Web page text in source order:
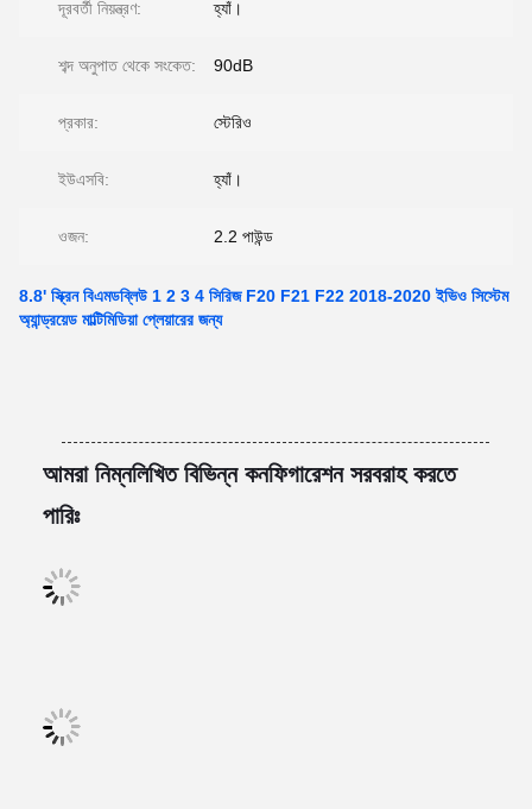
দূরবর্তী নিয়ন্ত্রণ: হ্যাঁ।
শব্দ অনুপাত থেকে সংকেত: 90dB
প্রকার: স্টেরিও
ইউএসবি: হ্যাঁ।
ওজন: 2.2 পাউন্ড
8.8' স্ক্রিন বিএমডব্লিউ 1 2 3 4 সিরিজ F20 F21 F22 2018-2020 ইভিও সিস্টেম
অ্যান্ড্রয়েড মাল্টিমিডিয়া প্লেয়ারের জন্য
আমরা নিম্নলিখিত বিভিন্ন কনফিগারেশন সরবরাহ করতে
পারিঃ